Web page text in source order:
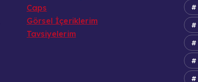
Caps
Görsel İçeriklerim
Tavsiyelerim